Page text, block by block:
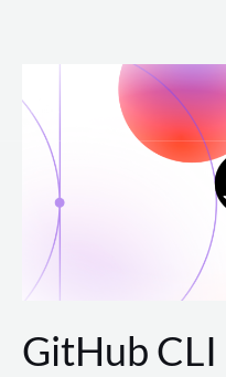
para
conteúdo
GitHub